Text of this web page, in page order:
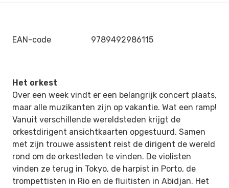
EAN-code 9789492986115
Het orkest
Over een week vindt er een belangrijk concert plaats,
maar alle muzikanten zijn op vakantie. Wat een ramp!
Vanuit verschillende wereldsteden krijgt de
orkestdirigent ansichtkaarten opgestuurd. Samen
met zijn trouwe assistent reist de dirigent de wereld
rond om de orkestleden te vinden. De violisten
vinden ze terug in Tokyo, de harpist in Porto, de
trompettisten in Rio en de fluitisten in Abidjan. Het